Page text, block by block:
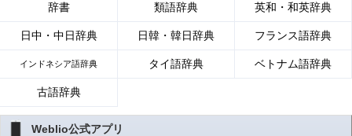
辞書 類語辞典 英和・和英辞典
日中・中日辞典 日韓・韓日辞典 フランス語辞典
インドネシア語辞典 タイ語辞典 ベトナム語辞典
古語辞典
Weblio公式アプリ